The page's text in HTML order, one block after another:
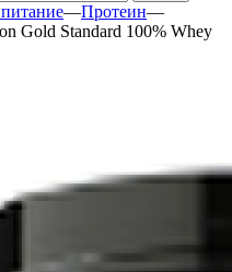
—Протеин—
Gold Standard 100% Whey